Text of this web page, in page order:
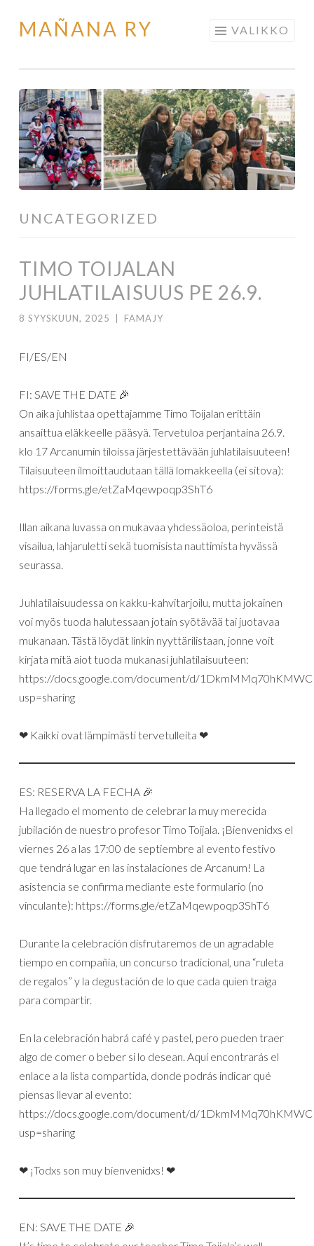
Siirry
MAÑANA RY VALIKKO
UNCATEGORIZED
TIMO TOIJALAN
JUHLATILAISUUS PE 26.9.
8 SYYSKUUN, 2025 FAMAJY
FI/ES/EN
FI: SAVE THE DATE 🎉
On aika juhlistaa opettajamme Timo Toijalan erittäin
ansaittua eläkkeelle pääsyä. Tervetuloa perjantaina 26.9.
klo 17 Arcanumin tiloissa järjestettävään juhlatilaisuuteen!
Tilaisuuteen ilmoittaudutaan tällä lomakkeella (ei sitova):
https://forms.gle/etZaMqewpoqp3ShT6
Illan aikana luvassa on mukavaa yhdessäoloa, perinteistä
visailua, lahjaruletti sekä tuomisista nauttimista hyvässä
seurassa.
Juhlatilaisuudessa on kakku-kahvitarjoilu, mutta jokainen
voi myös tuoda halutessaan jotain syötävää tai juotavaa
mukanaan. Tästä löydät linkin nyyttärilistaan, jonne voit
kirjata mitä aiot tuoda mukanasi juhlatilaisuuteen:
https://docs.google.com/document/d/
usp=sharing
❤ Kaikki ovat lämpimästi tervetulleita ❤
ES: RESERVA LA FECHA 🎉
Ha llegado el momento de celebrar la muy merecida
jubilación de nuestro profesor Timo Toijala. ¡Bienvenidxs el
viernes 26 a las 17:00 de septiembre al evento festivo
que tendrá lugar en las instalaciones de Arcanum! La
asistencia se confirma mediante este formulario (no
vinculante): https://forms.gle/etZaMqewpoqp3ShT6
Durante la celebración disfrutaremos de un agradable
tiempo en compañía, un concurso tradicional, una “ruleta
de regalos” y la degustación de lo que cada quien traiga
para compartir.
En la celebración habrá café y pastel, pero pueden traer
algo de comer o beber si lo desean. Aquí encontrarás el
enlace a la lista compartida, donde podrás indicar qué
piensas llevar al evento:
https://docs.google.com/document/d/
usp=sharing
❤ ¡Todxs son muy bienvenidxs! ❤
EN: SAVE THE DATE 🎉